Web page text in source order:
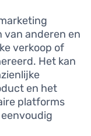
anderen en
verkoop of
Het kan
en het
platforms